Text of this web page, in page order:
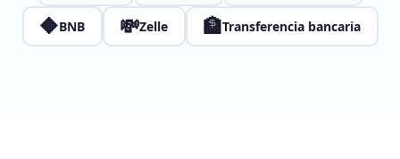
🔶BNB 💸Zelle 🏦Transferencia bancaria